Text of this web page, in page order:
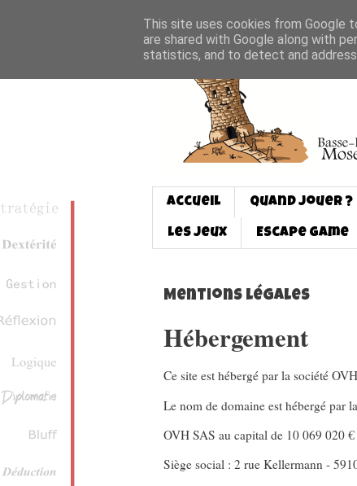
Accueil Quand jouer ?
Les jeux Escape game
Mentions légales
Hébergement
Ce site est hébergé par la société
Le nom de domaine est hébergé par
OVH SAS au capital de 10 069 020
Siège social : 2 rue Kellermann -
This site uses cookies from Google
are shared with Google along with
statistics, and to detect and address